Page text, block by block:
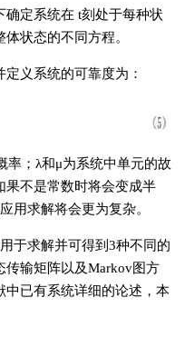
定系统在 t刻处于每种状
状态的不同方程。
义系统的可靠度为：
率；λ和μ为系统中单元的故
果不是常数时将会变成半
用求解将会更为复杂。
于求解并可得到3种不同的
传输矩阵以及Markov图方
中已有系统详细的论述，本